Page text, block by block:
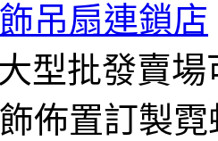
吊扇連鎖店
型批發賣
佈置訂製